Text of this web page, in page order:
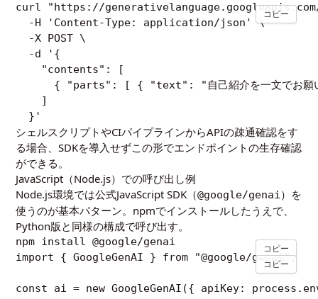
curl "https://generativelanguage.googleapis.com/
  -H 'Content-Type: application/json' \
  -X POST \
  -d '{
    "contents": [
{ "parts": [ { "text": "自己紹介を一文でお願
    ]
  }'
コピー
シェルスクリプトやCIパイプラインからAPIの疎通確認をす
る場合、SDKを導入せずこの形でエンドポイントの生存確認
ができる。
JavaScript（Node.js）での呼び出し例
Node.js環境では公式JavaScript SDK（@google/genai）を
使うのが基本パターン。npmでインストールしたうえで、
Python版と同様の構成で呼び出す。
npm install @google/genai
コピー
import { GoogleGenAI } from "@google/genai";
const ai = new GoogleGenAI({ apiKey:
コピー